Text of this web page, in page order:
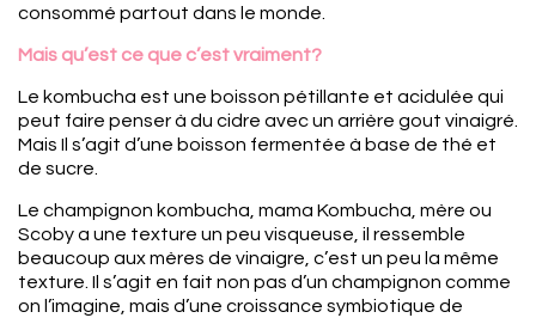
consommé partout dans le monde.
Mais qu’est ce que c’est vraiment?
Le kombucha est une boisson pétillante et acidulée qui
peut faire penser à du cidre avec un arrière gout vinaigré.
Mais Il s’agit d’une boisson fermentée à base de thé et
de sucre.
Le champignon kombucha, mama Kombucha, mère ou
Scoby a une texture un peu visqueuse, il ressemble
beaucoup aux mères de vinaigre, c’est un peu la même
texture. Il s’agit en fait non pas d’un champignon comme
on l’imagine, mais d’une croissance symbiotique de